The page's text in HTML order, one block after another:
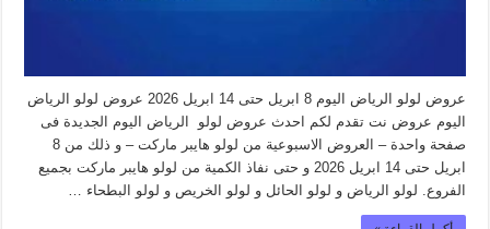
عروض لولو الرياض اليوم 8 ابريل حتى 14 ابريل 2026 عروض لولو الرياض
اليوم عروض نت تقدم لكم احدث عروض لولو الرياض اليوم الجديدة فى
صفحة واحدة – العروض الاسبوعية من لولو هايبر ماركت – و ذلك من 8
ابريل حتى 14 ابريل 2026 و حتى نفاذ الكمية من لولو هايبر ماركت بجميع
الفروع. لولو الرياض و لولو الحائل و لولو الخريص و لولو البطحاء …